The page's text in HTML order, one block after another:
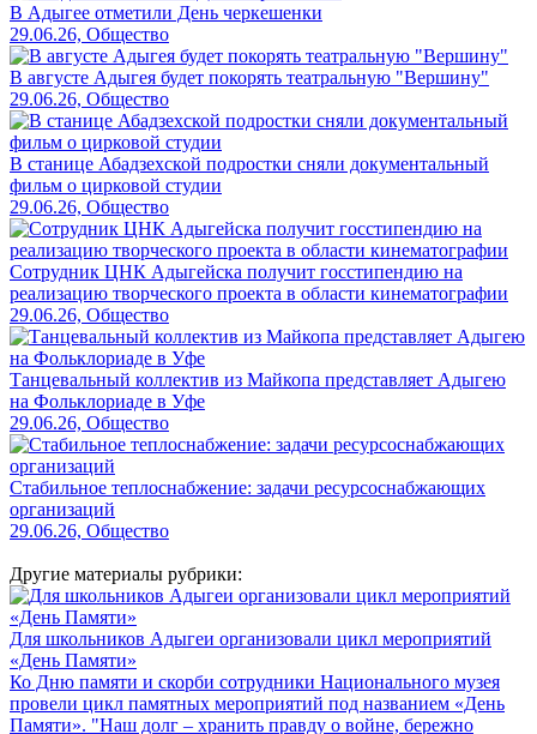
В Адыгее отметили День черкешенки
29.06.26, Общество
В августе Адыгея будет покорять театральную "Вершину"
29.06.26, Общество
В станице Абадзехской подростки сняли документальный
фильм о цирковой студии
29.06.26, Общество
Сотрудник ЦНК Адыгейска получит госстипендию на
реализацию творческого проекта в области кинематографии
29.06.26, Общество
Танцевальный коллектив из Майкопа представляет Адыгею
на Фольклориаде в Уфе
29.06.26, Общество
Стабильное теплоснабжение: задачи ресурсоснабжающих
организаций
29.06.26, Общество
Другие материалы рубрики:
Для школьников Адыгеи организовали цикл мероприятий
«День Памяти»
Ко Дню памяти и скорби сотрудники Национального музея
провели цикл памятных мероприятий под названием «День
Памяти». "Наш долг – хранить правду о войне, бережно